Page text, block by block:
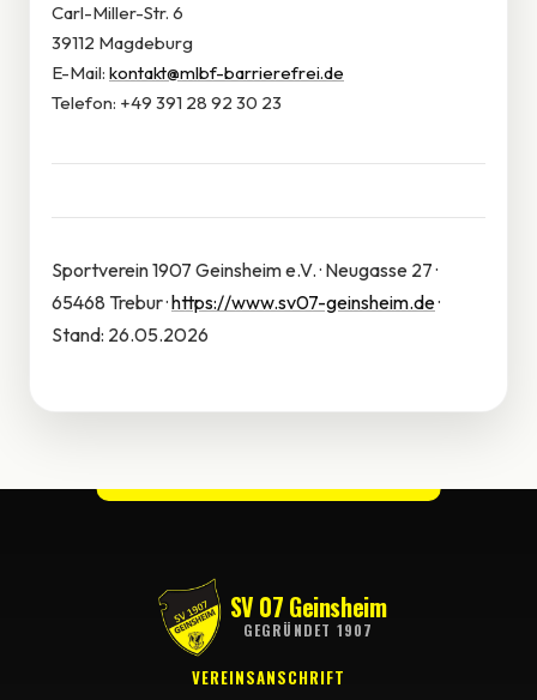
Carl-Miller-Str. 6
39112 Magdeburg
E-Mail: kontakt@mlbf-barrierefrei.de
Telefon: +49 391 28 92 30 23
Sportverein 1907 Geinsheim e.V. · Neugasse 27 ·
65468 Trebur ·https://www.sv07-geinsheim.de·
Stand: 26.05.2026
SV 07 Geinsheim
GEGRÜNDET 1907
VEREINSANSCHRIFT